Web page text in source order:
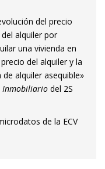
del precio
alquiler por
una vivienda en
del alquiler y la
alquiler asequible»
Inmobiliario del 2S
de la ECV